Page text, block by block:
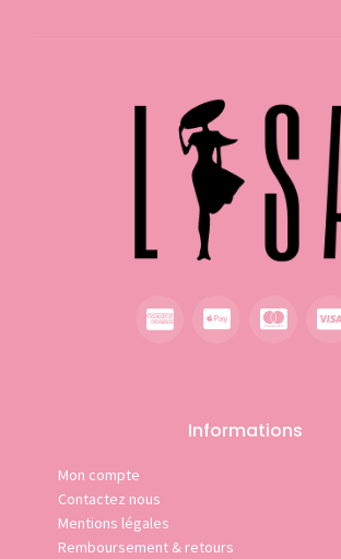
Informations
Mon compte
Contactez nous
Mentions légales
Remboursement & retours